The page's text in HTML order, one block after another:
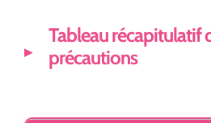
Tableau récapitulatif
précautions